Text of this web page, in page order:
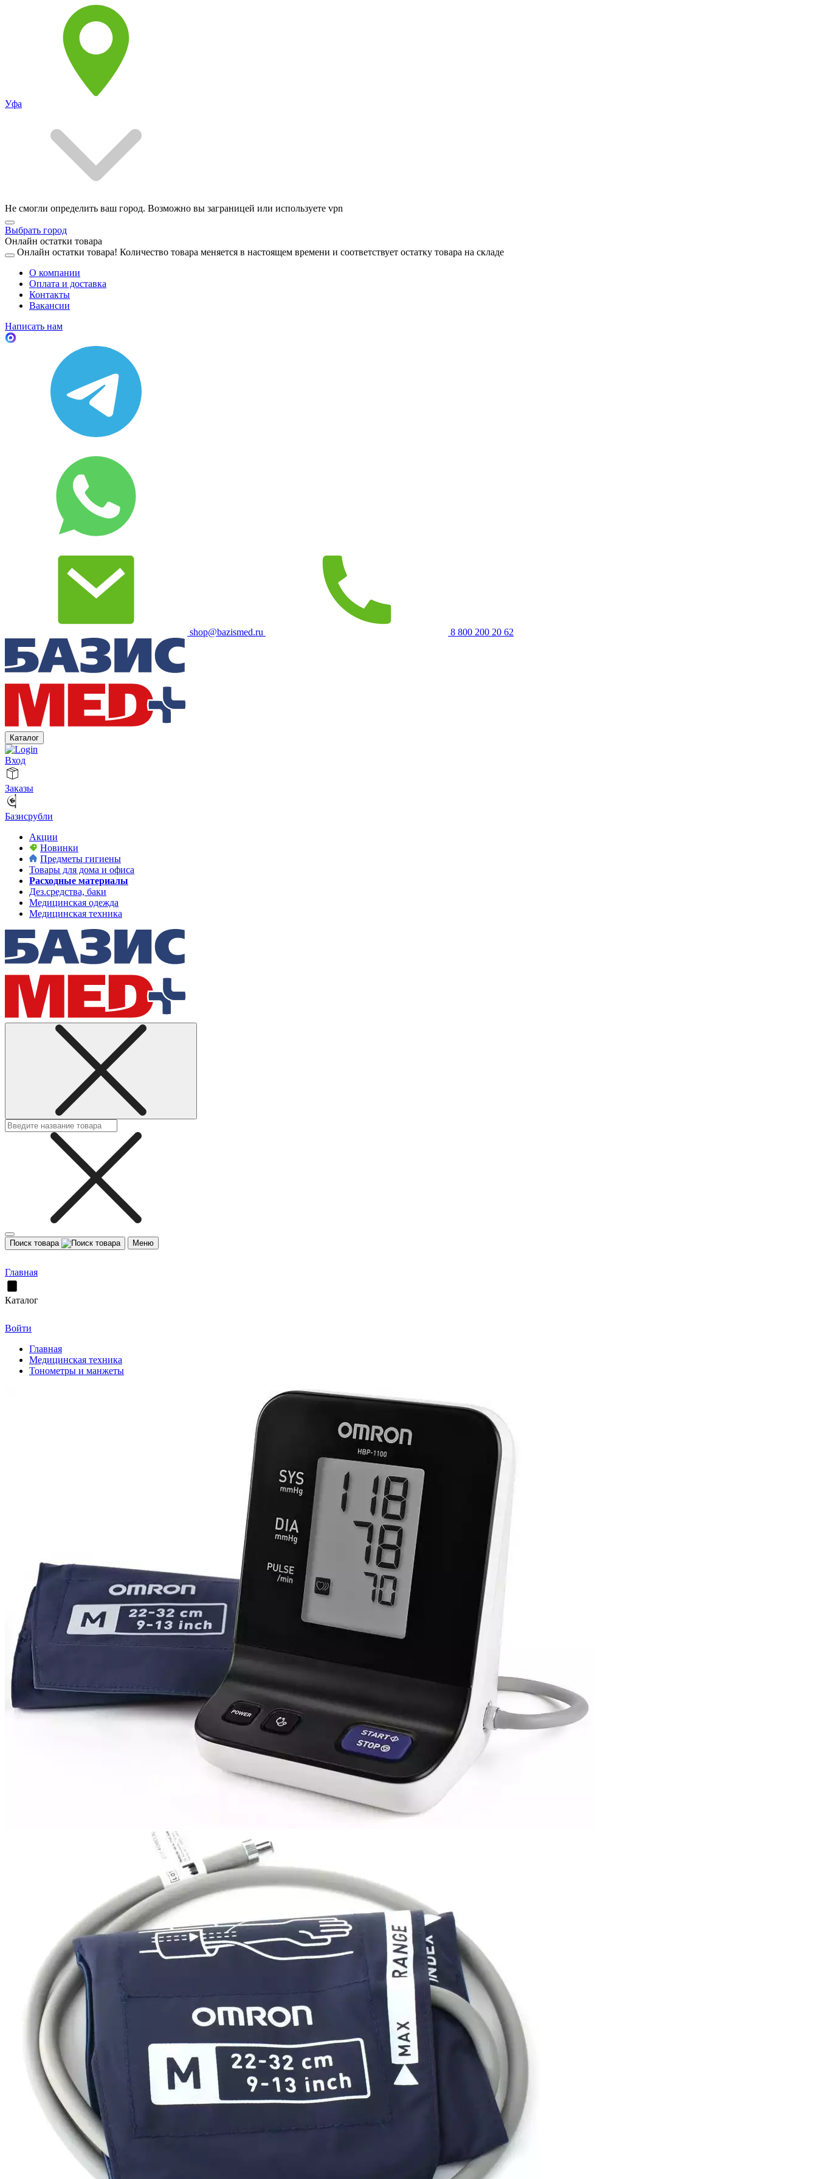
Уфа
Не смогли определить ваш город. Возможно вы заграницей или используете vpn
Выбрать город
Онлайн остатки товара
Онлайн остатки товара! Количество товара меняется в настоящем времени и соответствует остатку товара на складе
О компании
Оплата и доставка
Контакты
Вакансии
Написать нам
shop@bazismed.ru 8 800 200 20 62
Каталог
Вход
Заказы
Базисрубли
Акции
Новинки
Предметы гигиены
Товары для дома и офиса
Расходные материалы
Дез.средства, баки
Медицинская одежда
Медицинская техника
Поиск товара Меню
Главная
Каталог
Войти
Главная
Медицинская техника
Тонометры и манжеты